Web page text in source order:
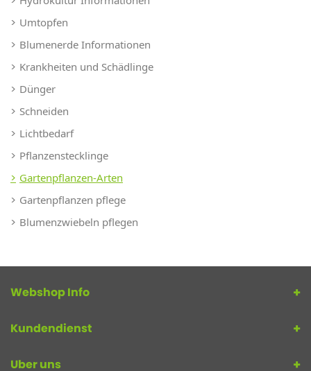
Umtopfen
Blumenerde Informationen
Krankheiten und Schädlinge
Dünger
Schneiden
Lichtbedarf
Pflanzenstecklinge
Gartenpflanzen-Arten
Gartenpflanzen pflege
Blumenzwiebeln pflegen
Webshop Info
Kundendienst
Uber uns